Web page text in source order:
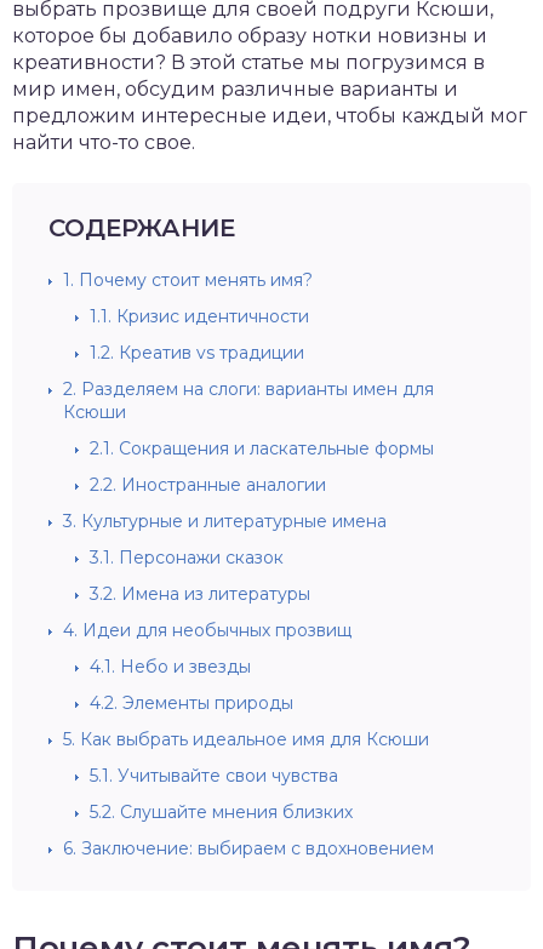
выбрать прозвище для своей подруги Ксюши,
которое бы добавило образу нотки новизны и
креативности? В этой статье мы погрузимся в
мир имен, обсудим различные варианты и
предложим интересные идеи, чтобы каждый мог
найти что-то свое.
СОДЕРЖАНИЕ
1. Почему стоит менять имя?
1.1. Кризис идентичности
1.2. Креатив vs традиции
2. Разделяем на слоги: варианты имен для
Ксюши
2.1. Сокращения и ласкательные формы
2.2. Иностранные аналогии
3. Культурные и литературные имена
3.1. Персонажи сказок
3.2. Имена из литературы
4. Идеи для необычных прозвищ
4.1. Небо и звезды
4.2. Элементы природы
5. Как выбрать идеальное имя для Ксюши
5.1. Учитывайте свои чувства
5.2. Слушайте мнения близких
6. Заключение: выбираем с вдохновением